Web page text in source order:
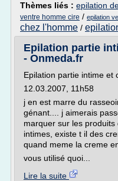
Thèmes liés : epilation
ventre homme cire / epilation
chez l'homme /
Epilation partie
- Onmeda.fr
Epilation partie intime et
12.03.2007, 11h58
j en est marre du
génant.... j aimerais
marquer sur les
intimes, existe t il des
quand meme la creme
vous utilisé quoi...
Lire la suite